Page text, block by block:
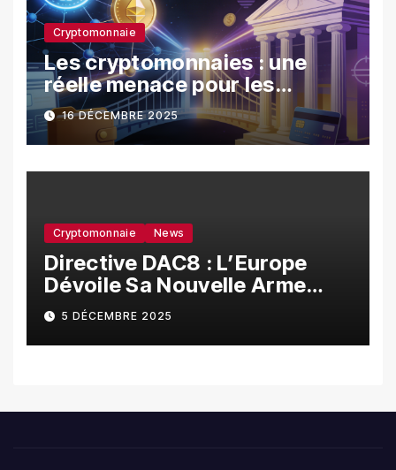
Cryptomonnaie
Les cryptomonnaies : une
réelle menace pour les
banques ?
16 DÉCEMBRE 2025
Cryptomonnaie News
Directive DAC8 : L’Europe
Dévoile Sa Nouvelle Arme
Contre La Fraude Fiscale
Crypto
5 DÉCEMBRE 2025